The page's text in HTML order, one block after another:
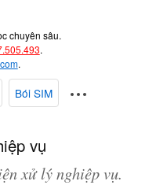
chuyên sâu.
.
.
Bói SIM
vụ
xử lý nghiệp vụ.